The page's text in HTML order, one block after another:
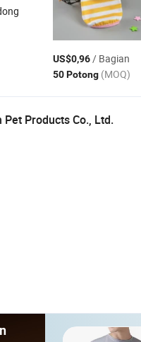
US$0,96/ Bagian
50 Potong (MOQ)
Products Co., Ltd.